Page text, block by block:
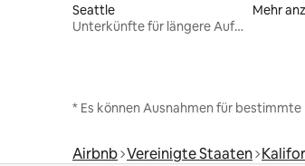
Seattle
Unterkünfte für längere Aufenthalte
Mehr
* Es können Ausnahmen für
Airbnb Vereinigte Staaten